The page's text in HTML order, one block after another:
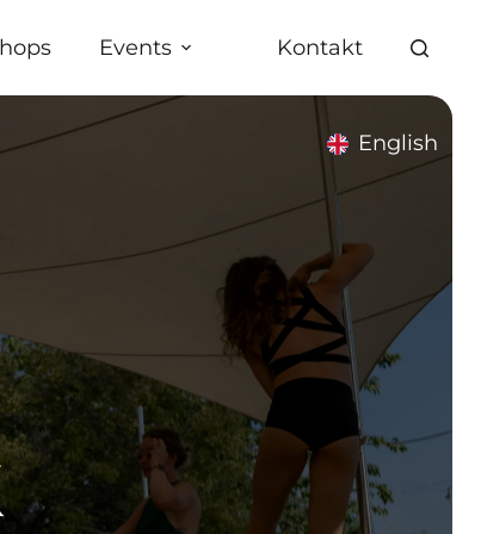
Events Kontakt
English